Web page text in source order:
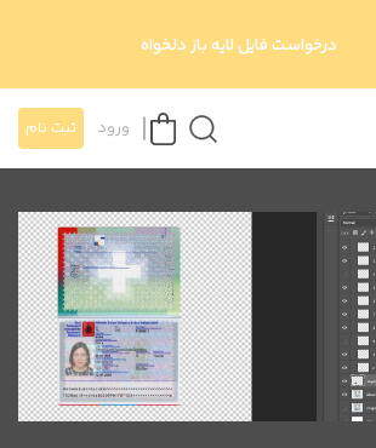
درخواست فایل لایه باز دلخواه
ورود ثبت نام